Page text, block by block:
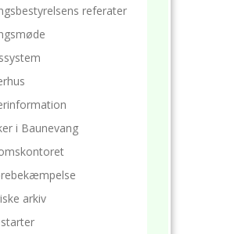
referater
i Baunevang
arkiv